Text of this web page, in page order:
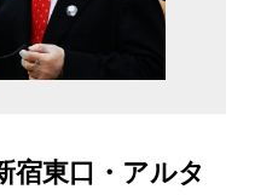
宿東口・アルタ